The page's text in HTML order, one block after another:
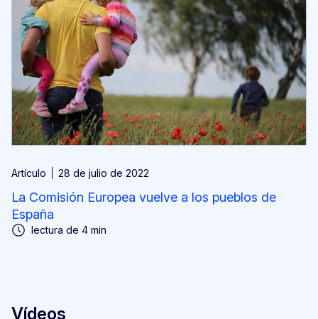
Artículo 28 de julio de 2022
La Comisión Europea vuelve a los pueblos de
España
lectura de 4 min
Vídeos